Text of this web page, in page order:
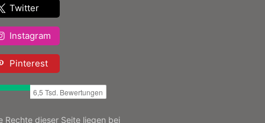
Twitter
Instagram
Pinterest
Rechte dieser Seite liegen bei